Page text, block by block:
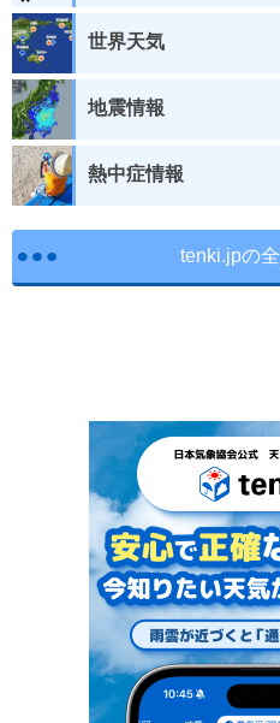
世界天気
地震情報
熱中症情報
tenki.jpの